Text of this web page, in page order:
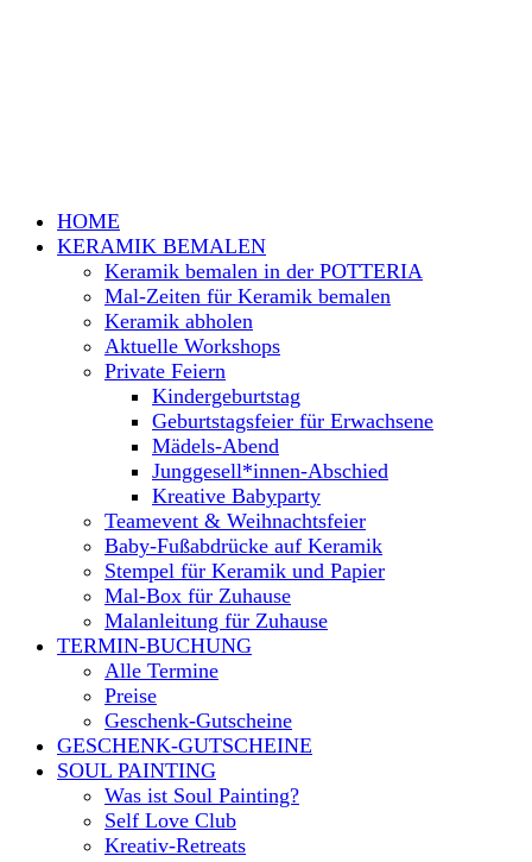
HOME
KERAMIK BEMALEN
Keramik bemalen in der POTTERIA
Mal-Zeiten für Keramik bemalen
Keramik abholen
Aktuelle Workshops
Private Feiern
Kindergeburtstag
Geburtstagsfeier für Erwachsene
Mädels-Abend
Junggesell*innen-Abschied
Kreative Babyparty
Teamevent & Weihnachtsfeier
Baby-Fußabdrücke auf Keramik
Stempel für Keramik und Papier
Mal-Box für Zuhause
Malanleitung für Zuhause
TERMIN-BUCHUNG
Alle Termine
Preise
Geschenk-Gutscheine
GESCHENK-GUTSCHEINE
SOUL PAINTING
Was ist Soul Painting?
Self Love Club
Kreativ-Retreats